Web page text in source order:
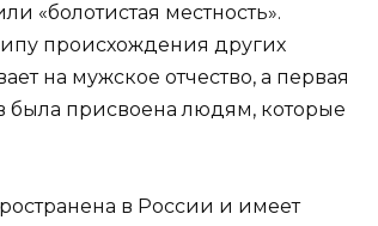
«болотистая местность».
происхождения других
на мужское отчество, а первая
была присвоена людям, которые
в России и имеет